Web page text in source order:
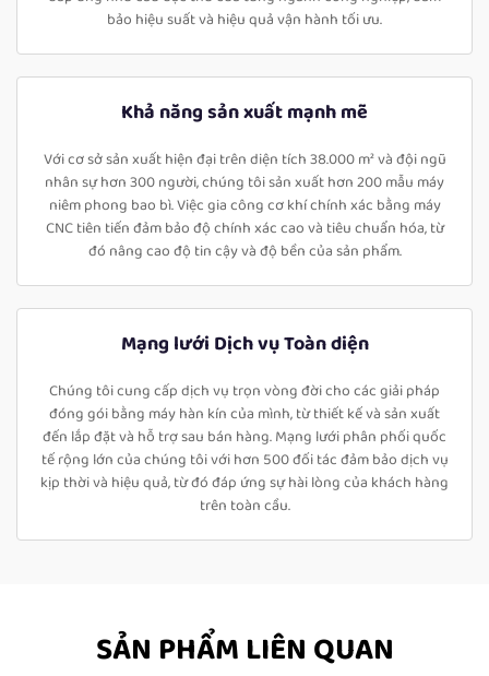
bảo hiệu suất và hiệu quả vận hành tối ưu.
Khả năng sản xuất mạnh mẽ
Với cơ sở sản xuất hiện đại trên diện tích 38.000 m² và đội ngũ
nhân sự hơn 300 người, chúng tôi sản xuất hơn 200 mẫu máy
niêm phong bao bì. Việc gia công cơ khí chính xác bằng máy
CNC tiên tiến đảm bảo độ chính xác cao và tiêu chuẩn hóa, từ
đó nâng cao độ tin cậy và độ bền của sản phẩm.
Mạng lưới Dịch vụ Toàn diện
Chúng tôi cung cấp dịch vụ trọn vòng đời cho các giải pháp
đóng gói bằng máy hàn kín của mình, từ thiết kế và sản xuất
đến lắp đặt và hỗ trợ sau bán hàng. Mạng lưới phân phối quốc
tế rộng lớn của chúng tôi với hơn 500 đối tác đảm bảo dịch vụ
kịp thời và hiệu quả, từ đó đáp ứng sự hài lòng của khách hàng
trên toàn cầu.
SẢN PHẨM LIÊN QUAN